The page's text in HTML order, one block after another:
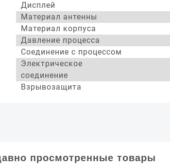
Дисплей
Материал антенны
Материал корпуса
Давление процесса
Соединение с процессом
Электрическое
соединение
Взрывозащита
просмотренные товары